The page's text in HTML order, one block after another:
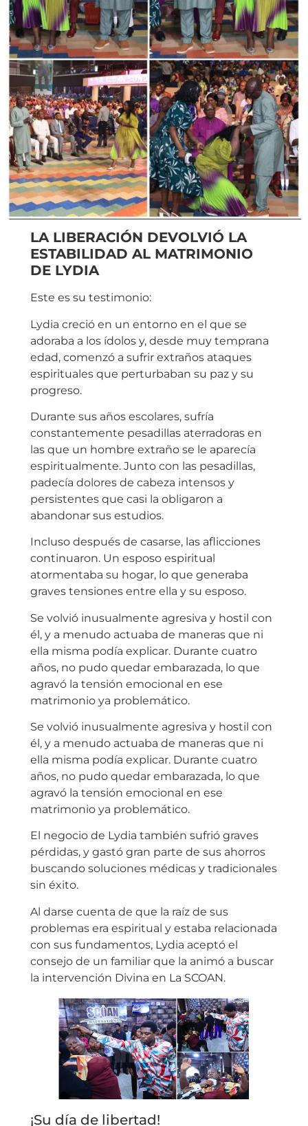
LA LIBERACIÓN DEVOLVIÓ LA
ESTABILIDAD AL MATRIMONIO
DE LYDIA
Este es su testimonio:
Lydia creció en un entorno en el que se
adoraba a los ídolos y, desde muy temprana
edad, comenzó a sufrir extraños ataques
espirituales que perturbaban su paz y su
progreso.
Durante sus años escolares, sufría
constantemente pesadillas aterradoras en
las que un hombre extraño se le aparecía
espiritualmente. Junto con las pesadillas,
padecía dolores de cabeza intensos y
persistentes que casi la obligaron a
abandonar sus estudios.
Incluso después de casarse, las aflicciones
continuaron. Un esposo espiritual
atormentaba su hogar, lo que generaba
graves tensiones entre ella y su esposo.
Se volvió inusualmente agresiva y hostil con
él, y a menudo actuaba de maneras que ni
ella misma podía explicar. Durante cuatro
años, no pudo quedar embarazada, lo que
agravó la tensión emocional en ese
matrimonio ya problemático.
Se volvió inusualmente agresiva y hostil con
él, y a menudo actuaba de maneras que ni
ella misma podía explicar. Durante cuatro
años, no pudo quedar embarazada, lo que
agravó la tensión emocional en ese
matrimonio ya problemático.
El negocio de Lydia también sufrió graves
pérdidas, y gastó gran parte de sus ahorros
buscando soluciones médicas y tradicionales
sin éxito.
Al darse cuenta de que la raíz de sus
problemas era espiritual y estaba relacionada
con sus fundamentos, Lydia aceptó el
consejo de un familiar que la animó a buscar
la intervención Divina en La SCOAN.
¡Su día de libertad!